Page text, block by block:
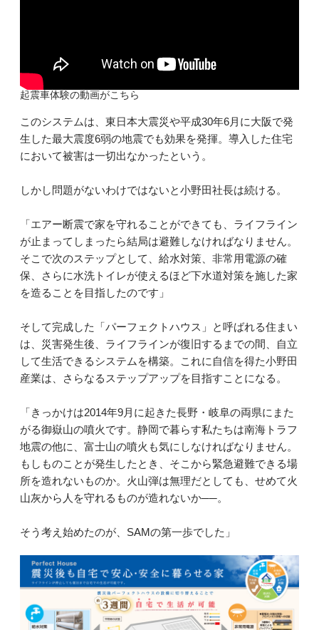
起震車体験の動画がこちら
このシステムは、東日本大震災や平成30年6月に大阪で発
生した最大震度6弱の地震でも効果を発揮。導入した住宅
において被害は一切出なかったという。
しかし問題がないわけではないと小野田社長は続ける。
「エアー断震で家を守れることができても、ライフライン
が止まってしまったら結局は避難しなければなりません。
そこで次のステップとして、給水対策、非常用電源の確
保、さらに水洗トイレが使えるほど下水道対策を施した家
を造ることを目指したのです」
そして完成した「パーフェクトハウス」と呼ばれる住まい
は、災害発生後、ライフラインが復旧するまでの間、自立
して生活できるシステムを構築。これに自信を得た小野田
産業は、さらなるステップアップを目指すことになる。
「きっかけは2014年9月に起きた長野・岐阜の両県にまた
がる御嶽山の噴火です。静岡で暮らす私たちは南海トラフ
地震の他に、富士山の噴火も気にしなければなりません。
もしものことが発生したとき、そこから緊急避難できる場
所を造れないものか。火山弾は無理だとしても、せめて火
山灰から人を守れるものが造れないか──。
そう考え始めたのが、SAMの第一歩でした」